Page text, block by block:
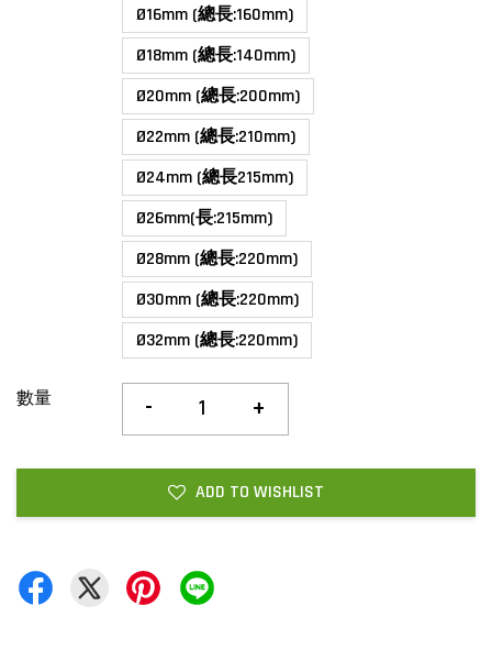
Ø16mm (總長:160mm)
Ø18mm (總長:140mm)
Ø20mm (總長:200mm)
Ø22mm (總長:210mm)
Ø24mm (總長215mm)
Ø26mm(長:215mm)
Ø28mm (總長:220mm)
Ø30mm (總長:220mm)
Ø32mm (總長:220mm)
數量 - +
ADD TO WISHLIST